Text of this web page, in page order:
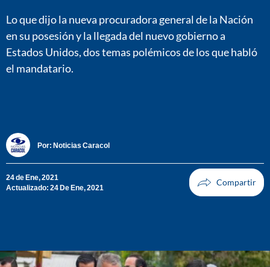
Lo que dijo la nueva procuradora general de la Nación
en su posesión y la llegada del nuevo gobierno a
Estados Unidos, dos temas polémicos de los que habló
el mandatario.
Por: Noticias Caracol
24 de Ene, 2021
Actualizado: 24 De Ene, 2021